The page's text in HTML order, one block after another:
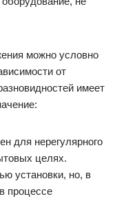
можно условно
от
имеет
для нерегулярного
целях.
установки, но, в
процессе